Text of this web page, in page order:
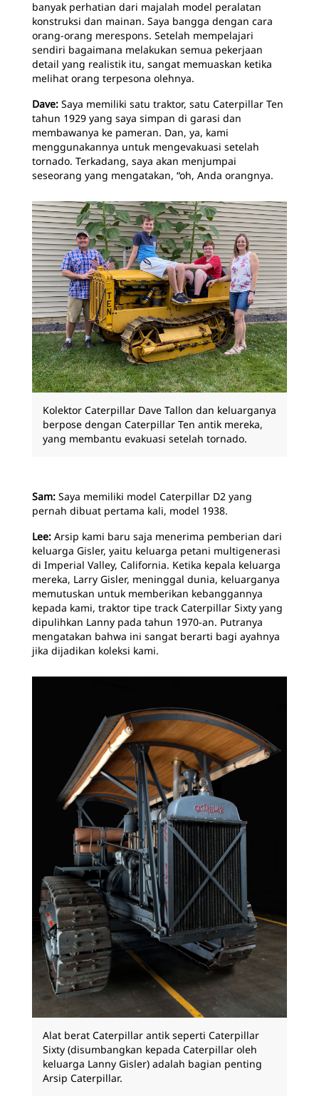
banyak perhatian dari majalah model peralatan
konstruksi dan mainan. Saya bangga dengan cara
orang-orang merespons. Setelah mempelajari
sendiri bagaimana melakukan semua pekerjaan
detail yang realistik itu, sangat memuaskan ketika
melihat orang terpesona olehnya.
Dave: Saya memiliki satu traktor, satu Caterpillar Ten
tahun 1929 yang saya simpan di garasi dan
membawanya ke pameran. Dan, ya, kami
menggunakannya untuk mengevakuasi setelah
tornado. Terkadang, saya akan menjumpai
seseorang yang mengatakan, “oh, Anda orangnya.
Kolektor Caterpillar Dave Tallon dan keluarganya
berpose dengan Caterpillar Ten antik mereka,
yang membantu evakuasi setelah tornado.
Sam: Saya memiliki model Caterpillar D2 yang
pernah dibuat pertama kali, model 1938.
Lee: Arsip kami baru saja menerima pemberian dari
keluarga Gisler, yaitu keluarga petani multigenerasi
di Imperial Valley, California. Ketika kepala keluarga
mereka, Larry Gisler, meninggal dunia, keluarganya
memutuskan untuk memberikan kebanggannya
kepada kami, traktor tipe track Caterpillar Sixty yang
dipulihkan Lanny pada tahun 1970-an. Putranya
mengatakan bahwa ini sangat berarti bagi ayahnya
jika dijadikan koleksi kami.
Alat berat Caterpillar antik seperti Caterpillar
Sixty (disumbangkan kepada Caterpillar oleh
keluarga Lanny Gisler) adalah bagian penting
Arsip Caterpillar.